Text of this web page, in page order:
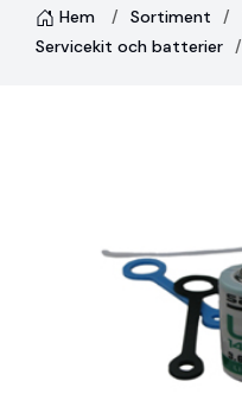
Hem Sortiment
Servicekit och batterier